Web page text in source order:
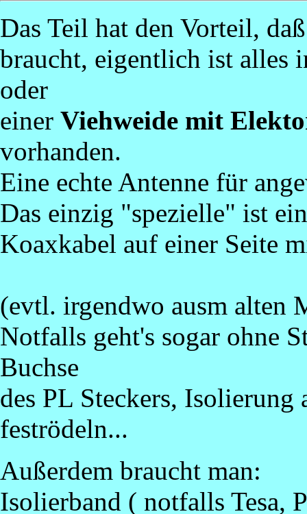
Das Teil hat den Vorteil,
braucht, eigentlich ist alles
oder
einer Viehweide mit
vorhanden.
Eine echte Antenne für
Das einzig "spezielle" ist
Koaxkabel auf einer Seite
(evtl. irgendwo ausm alten
Notfalls geht's sogar ohne
Buchse
des PL Steckers, Isolierung
feströdeln...
Außerdem braucht man:
Isolierband ( notfalls Tesa,